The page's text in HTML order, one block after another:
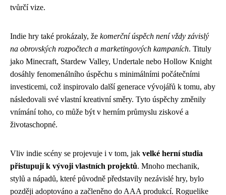
tvůrčí vize.
Indie hry také prokázaly, že komerční úspěch není vždy závislý
na obrovských rozpočtech a marketingových kampaních. Tituly
jako Minecraft, Stardew Valley, Undertale nebo Hollow Knight
dosáhly fenomenálního úspěchu s minimálními počátečními
investicemi, což inspirovalo další generace vývojářů k tomu, aby
následovali své vlastní kreativní směry. Tyto úspěchy změnily
vnímání toho, co může být v herním průmyslu ziskové a
životaschopné.
Vliv indie scény se projevuje i v tom, jak velké herní studia
přistupují k vývoji vlastních projektů. Mnoho mechanik,
stylů a nápadů, které původně představily nezávislé hry, bylo
později adoptováno a začleněno do AAA produkcí. Roguelike